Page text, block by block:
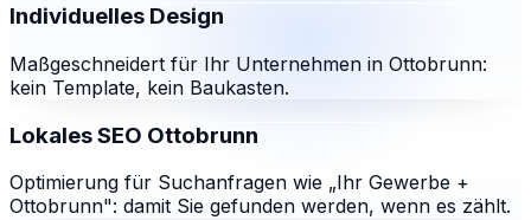
Individuelles Design
Maßgeschneidert für Ihr Unternehmen in Ottobrunn:
kein Template, kein Baukasten.
Lokales SEO Ottobrunn
Optimierung für Suchanfragen wie „Ihr Gewerbe +
Ottobrunn": damit Sie gefunden werden, wenn es zählt.